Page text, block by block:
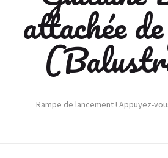
attachée
Rampe de lancement ! Appuyez-